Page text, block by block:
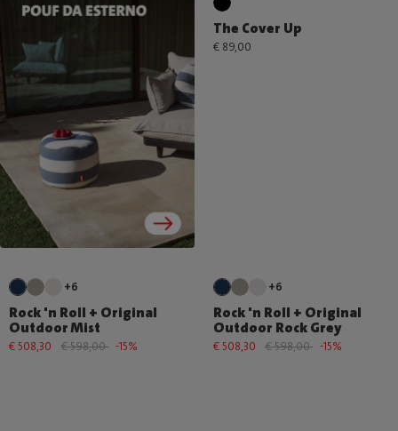
The Cover Up
€ 89,00
+6
Rock 'n Roll + Original
Outdoor Mist
€ 508,30 € 598,00 -15%
+6
Rock 'n Roll + Original
Outdoor Rock Grey
€ 508,30 € 598,00 -15%